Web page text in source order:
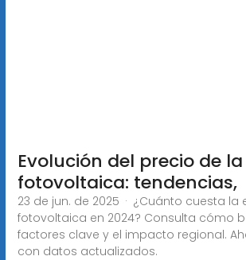
Evolución del precio de
fotovoltaica: tendencias,
23 de jun. de 2025 · ¿Cuánto cuesta la
fotovoltaica en 2024? Consulta cómo
factores clave y el impacto regional.
con datos actualizados.